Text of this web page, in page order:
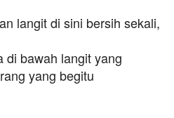
langit di sini bersih sekali,
di bawah langit yang
yang begitu